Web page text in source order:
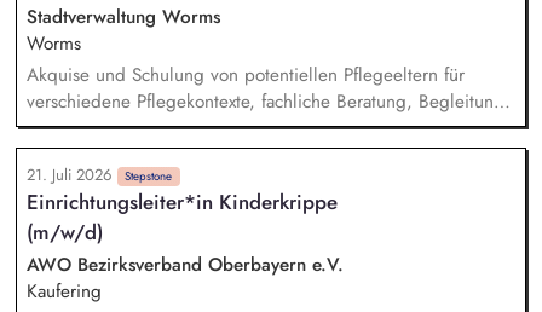
Stadtverwaltung Worms
Worms
Akquise und Schulung von potentiellen Pflegeeltern für
verschiedene Pflegekontexte, fachliche Beratung, Begleitung
und Unterstützung von Herkunfts- und Pflegefamilien,
Vermittlung und Begleitung von Kindern in geeignete
Pflegefamilien unter Einbezug des individuellen Hilfebedarfs,
Sicherstellung des Kindeswohls in Pflegefamilien gem. § 8a
SGB VIII, Einleitung und Durchführung von
Schutzmaßnahmen von Kindern und Jugendlichen,
Durchführung von Inobhutnahmen zur Abwendung einer
21. Juli 2026 Stepstone
Einrichtungsleiter*in Kinderkrippe
(m/w/d)
AWO Bezirksverband Oberbayern e.V.
Kaufering